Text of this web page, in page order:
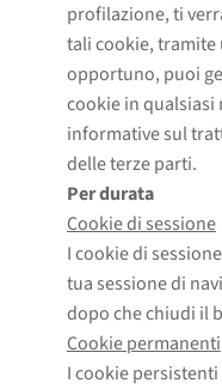
profilazione, ti
tali cookie, tramite
opportuno, puoi
cookie in qualsiasi
informative sul
delle terze parti.
Per durata
Cookie di sessione
I cookie di
tua sessione di
dopo che chiudi il
Cookie permanenti
I cookie